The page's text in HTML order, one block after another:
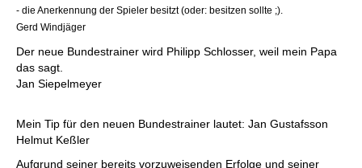
- die Anerkennung der Spieler besitzt (oder: besitzen sollte ;).
Gerd Windjäger
Der neue Bundestrainer wird Philipp Schlosser, weil mein Papa
das sagt.
Jan Siepelmeyer
Mein Tip für den neuen Bundestrainer lautet: Jan Gustafsson
Helmut Keßler
Aufgrund seiner bereits vorzuweisenden Erfolge und seiner